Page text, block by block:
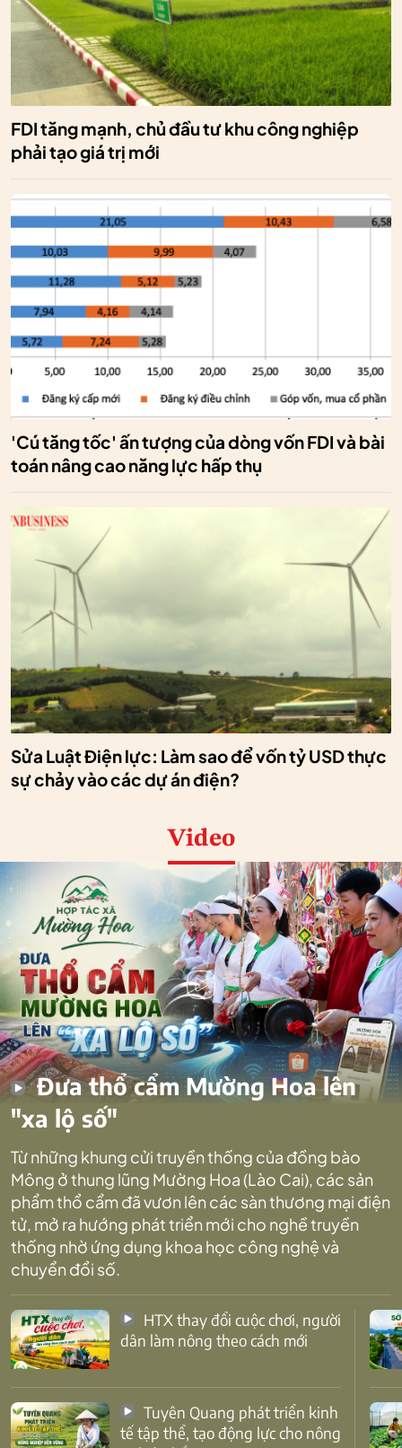
FDI tăng mạnh, chủ đầu tư khu công nghiệp
phải tạo giá trị mới
'Cú tăng tốc' ấn tượng của dòng vốn FDI và bài
toán nâng cao năng lực hấp thụ
Sửa Luật Điện lực: Làm sao để vốn tỷ USD thực
sự chảy vào các dự án điện?
Video
Đưa thổ cẩm Mường Hoa lên
"xa lộ số"
Từ những khung cửi truyền thống của đồng bào
Mông ở thung lũng Mường Hoa (Lào Cai), các sản
phẩm thổ cẩm đã vươn lên các sàn thương mại điện
tử, mở ra hướng phát triển mới cho nghề truyền
thống nhờ ứng dụng khoa học công nghệ và
chuyển đổi số.
dân làm nông theo cách mới
tế tập thể, tạo động lực cho nông